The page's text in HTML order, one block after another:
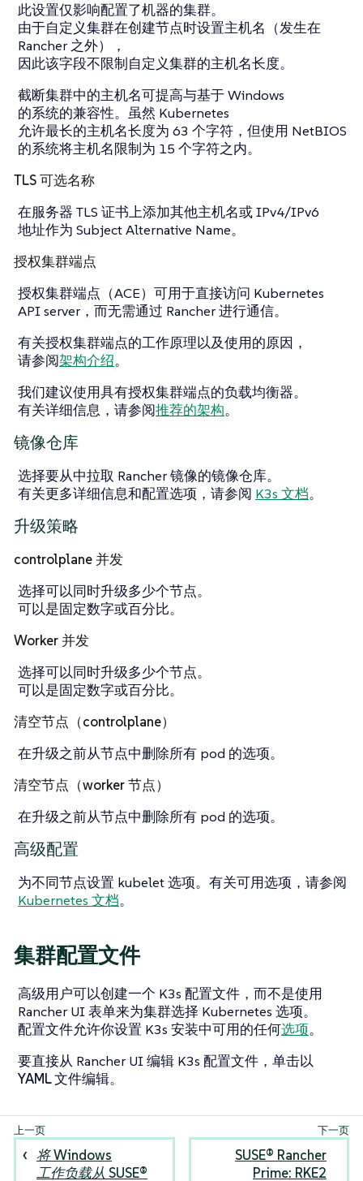
此设置仅影响配置了机器的集群。
由于自定义集群在创建节点时设置主机名（发生在
Rancher 之外），
因此该字段不限制自定义集群的主机名长度。
截断集群中的主机名可提高与基于 Windows
的系统的兼容性。虽然 Kubernetes
允许最长的主机名长度为 63 个字符，但使用 NetBIOS
的系统将主机名限制为 15 个字符之内。
TLS 可选名称
在服务器 TLS 证书上添加其他主机名或 IPv4/IPv6
地址作为 Subject Alternative Name。
授权集群端点
授权集群端点（ACE）可用于直接访问 Kubernetes
API server，而无需通过 Rancher 进行通信。
有关授权集群端点的工作原理以及使用的原因，
请参阅架构介绍。
我们建议使用具有授权集群端点的负载均衡器。
有关详细信息，请参阅推荐的架构。
镜像仓库
选择要从中拉取 Rancher 镜像的镜像仓库。
有关更多详细信息和配置选项，请参阅 K3s 文档。
升级策略
controlplane 并发
选择可以同时升级多少个节点。
可以是固定数字或百分比。
Worker 并发
选择可以同时升级多少个节点。
可以是固定数字或百分比。
清空节点（controlplane）
在升级之前从节点中删除所有 pod 的选项。
清空节点（worker 节点）
在升级之前从节点中删除所有 pod 的选项。
高级配置
为不同节点设置 kubelet 选项。有关可用选项，请参阅
Kubernetes 文档。
集群配置文件
高级用户可以创建一个 K3s 配置文件，而不是使用
Rancher UI 表单来为集群选择 Kubernetes 选项。
配置文件允许你设置 K3s 安装中可用的任何选项。
要直接从 Rancher UI 编辑 K3s 配置文件，单击以
YAML 文件编辑。
将 Windows
工作负载从 SUSE®
SUSE® Rancher
Prime: RKE2